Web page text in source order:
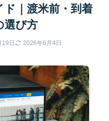
ド｜渡米前・到着
選び方
日 2026年6月4日